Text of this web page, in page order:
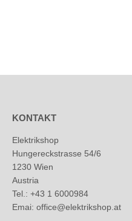
KONTAKT
Elektrikshop
Hungereckstrasse 54/6
1230 Wien
Austria
Tel.: +43 1 6000984
Emai: office@elektrikshop.at